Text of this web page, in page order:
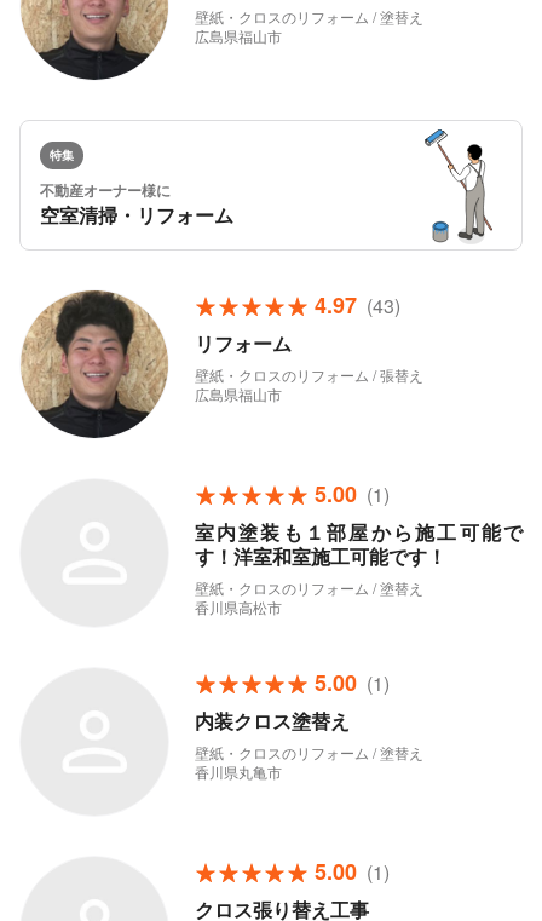
壁紙・クロスのリフォーム / 塗替え
広島県福山市
特集
不動産オーナー様に
空室清掃・リフォーム
4.97 (43)
リフォーム
壁紙・クロスのリフォーム / 張替え
広島県福山市
5.00 (1)
室内塗装も１部屋から施工可能で
す！洋室和室施工可能です！
壁紙・クロスのリフォーム / 塗替え
香川県高松市
5.00 (1)
内装クロス塗替え
壁紙・クロスのリフォーム / 塗替え
香川県丸亀市
5.00 (1)
クロス張り替え工事